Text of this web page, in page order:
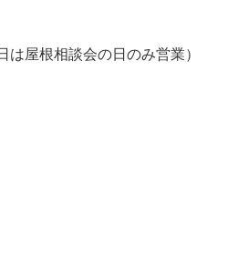
屋根相談会の日のみ営業）